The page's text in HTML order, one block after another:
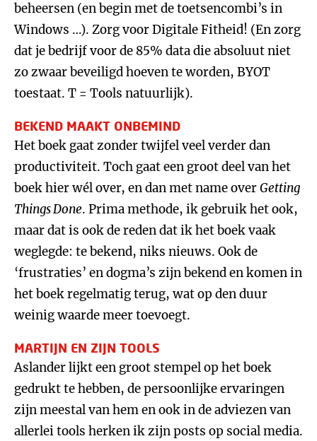
beheersen (en begin met de toetsencombi’s in
Windows …). Zorg voor Digitale Fitheid! (En zorg
dat je bedrijf voor de 85% data die absoluut niet
zo zwaar beveiligd hoeven te worden, BYOT
toestaat. T = Tools natuurlijk).
BEKEND MAAKT ONBEMIND
Het boek gaat zonder twijfel veel verder dan
productiviteit. Toch gaat een groot deel van het
boek hier wél over, en dan met name overGetting
Things Done. Prima methode, ik gebruik het ook,
maar dat is ook de reden dat ik het boek vaak
weglegde: te bekend, niks nieuws. Ook de
‘frustraties’ en dogma’s zijn bekend en komen in
het boek regelmatig terug, wat op den duur
weinig waarde meer toevoegt.
MARTIJN EN ZIJN TOOLS
Aslander lijkt een groot stempel op het boek
gedrukt te hebben, de persoonlijke ervaringen
zijn meestal van hem en ook in de adviezen van
allerlei tools herken ik zijn posts op social media.